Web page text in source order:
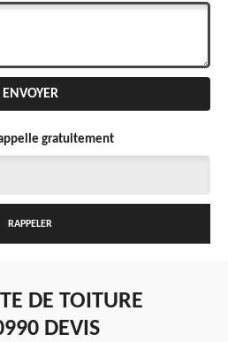
gratuitement
DE TOITURE
DEVIS